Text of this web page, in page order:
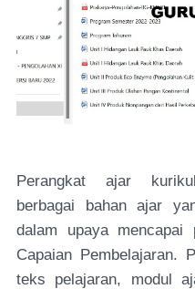
Perangkat ajar
berbagai bahan ajar
dalam upaya mencapai
Capaian Pembelajaran.
teks pelajaran, modul